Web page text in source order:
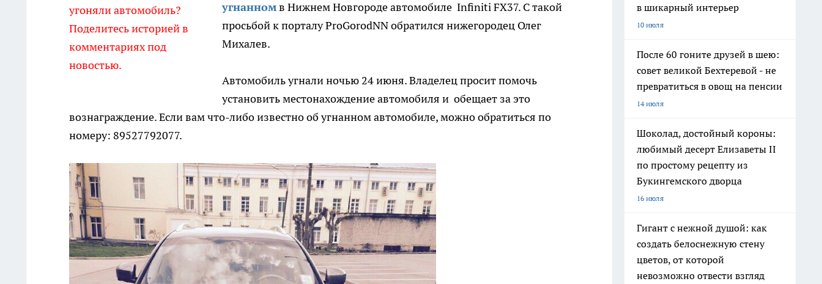
угоняли автомобиль?
Поделитесь историей в
комментариях под
новостью.
угнанномв Нижнем Новгороде автомобиле Infiniti FX37. С такой
просьбой к порталу ProGorodNN обратился нижегородец Олег
Михалев.
Автомобиль угнали ночью 24 июня. Владелец просит помочь
установить местонахождение автомобиля и обещает за это
вознаграждение. Если вам что-либо известно об угнанном автомобиле, можно обратиться по
номеру: 89527792077.
в шикарный интерьер
10 июля
После 60 гоните друзей в шею:
совет великой Бехтеревой - не
превратиться в овощ на пенсии
14 июля
Шоколад, достойный короны:
любимый десерт Елизаветы II
по простому рецепту из
Букингемского дворца
16 июля
Гигант с нежной душой: как
создать белоснежную стену
цветов, от которой
невозможно отвести взгляд